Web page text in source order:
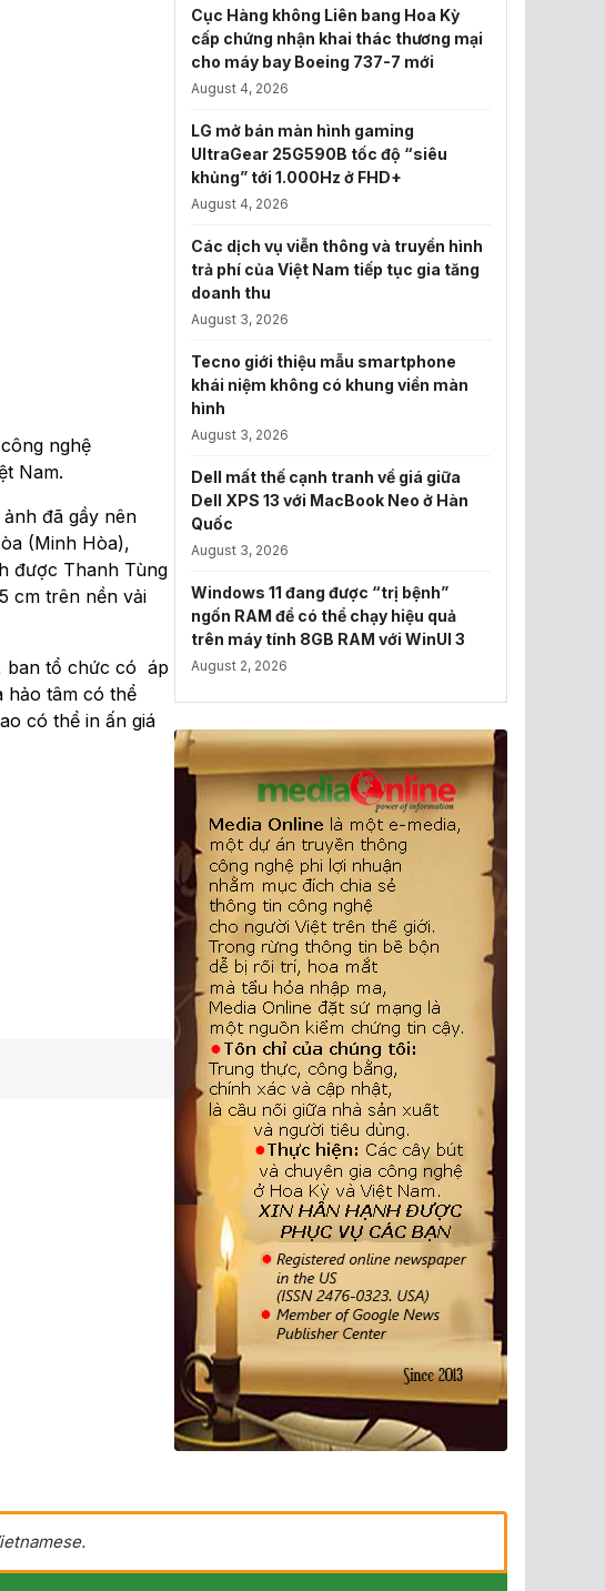
nghệ
Nam.
đã gầy nên
(Minh Hòa),
được Thanh Tùng
cm trên nền vải
ban tổ chức có áp
hảo tâm có thể
có thể in ấn giá
Cục Hàng không Liên bang Hoa Kỳ
cấp chứng nhận khai thác thương mại
cho máy bay Boeing 737-7 mới
August 4, 2026
LG mở bán màn hình gaming
UltraGear 25G590B tốc độ “siêu
khủng” tới 1.000Hz ở FHD+
August 4, 2026
Các dịch vụ viễn thông và truyền hình
trả phí của Việt Nam tiếp tục gia tăng
doanh thu
August 3, 2026
Tecno giới thiệu mẫu smartphone
khái niệm không có khung viền màn
hình
August 3, 2026
Dell mất thế cạnh tranh về giá giữa
Dell XPS 13 với MacBook Neo ở Hàn
Quốc
August 3, 2026
Windows 11 đang được “trị bệnh”
ngốn RAM để có thể chạy hiệu quả
trên máy tính 8GB RAM với WinUI 3
August 2, 2026